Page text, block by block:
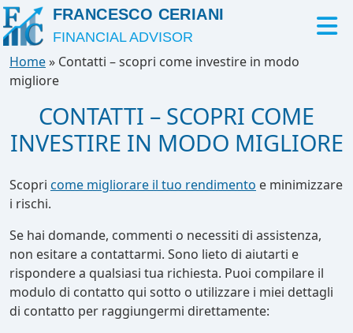
FRANCESCO CERIANI
FINANCIAL ADVISOR
Home» Contatti – scopri come investire in modo
migliore
CONTATTI – SCOPRI COME
INVESTIRE IN MODO MIGLIORE
Scopri come migliorare il tuo rendimento e minimizzare
i rischi.
Se hai domande, commenti o necessiti di assistenza,
non esitare a contattarmi. Sono lieto di aiutarti e
rispondere a qualsiasi tua richiesta. Puoi compilare il
modulo di contatto qui sotto o utilizzare i miei dettagli
di contatto per raggiungermi direttamente: